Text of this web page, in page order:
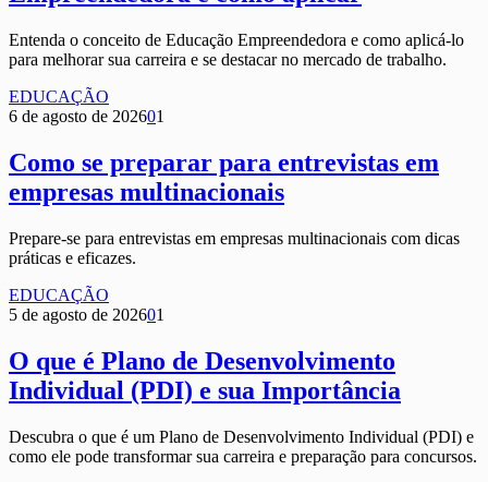
Entenda o conceito de Educação Empreendedora e como aplicá-lo
para melhorar sua carreira e se destacar no mercado de trabalho.
EDUCAÇÃO
6 de agosto de 202601
Como se preparar para entrevistas em
empresas multinacionais
Prepare-se para entrevistas em empresas multinacionais com dicas
práticas e eficazes.
EDUCAÇÃO
5 de agosto de 202601
O que é Plano de Desenvolvimento
Individual (PDI) e sua Importância
Descubra o que é um Plano de Desenvolvimento Individual (PDI) e
como ele pode transformar sua carreira e preparação para concursos.